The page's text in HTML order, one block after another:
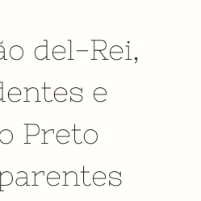
del-Rei,
e
Preto